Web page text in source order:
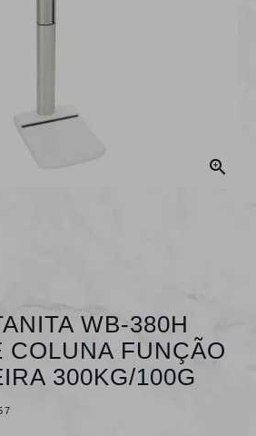

WB-380H
COLUNA FUNÇÃO
300KG/100G